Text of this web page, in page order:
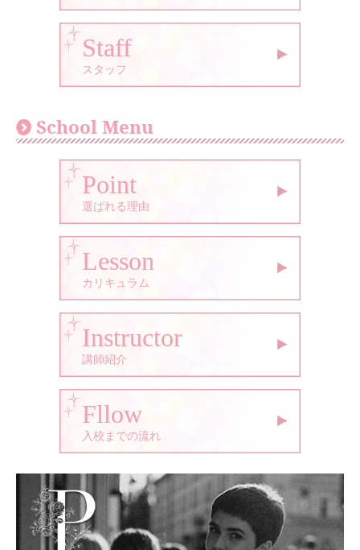
Staff
スタッフ
School Menu
Point
選ばれる理由
Lesson
カリキュラム
Instructor
講師紹介
Fllow
入校までの流れ